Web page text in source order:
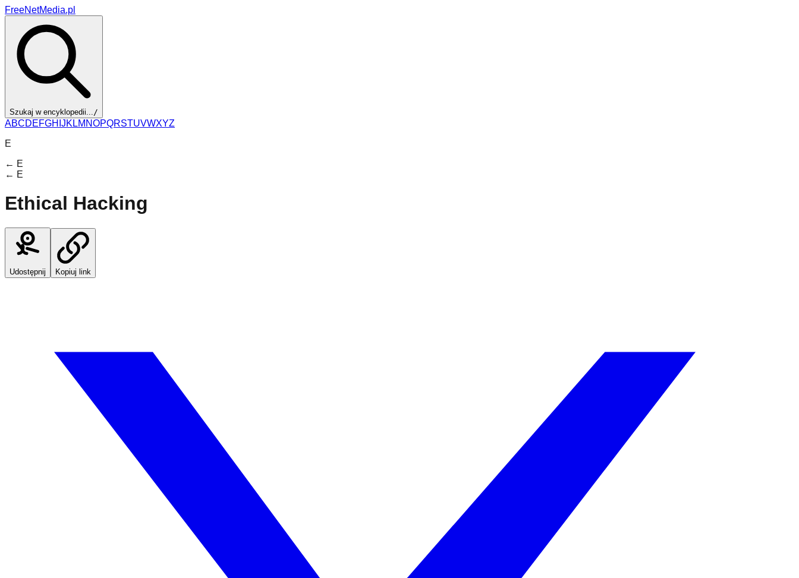
FreeNetMedia.pl
Szukaj w encyklopedii.../
ABCDEFGH JK LM NOPQRSTUVWXYZ
E
← E
← E
Ethical Hacking
Udostępnij Kopiuj link